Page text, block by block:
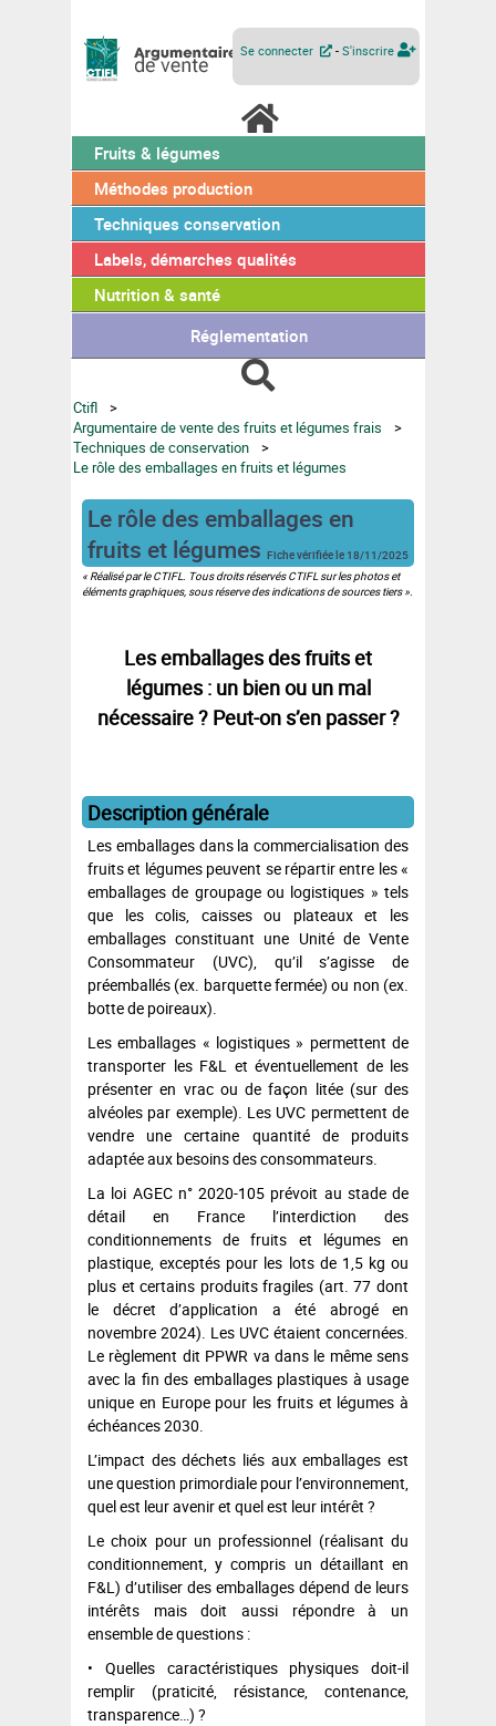
Se connecter - S'inscrire
Fruits & légumes
Méthodes production
Techniques conservation
Labels, démarches qualités
Nutrition & santé
Réglementation
Ctifl
Argumentaire de vente des fruits et légumes frais
Techniques de conservation
Le rôle des emballages en fruits et légumes
Le rôle des emballages en
fruits et légumes Fiche vérifiée le 18/11/2025
« Réalisé par le CTIFL. Tous droits réservés CTIFL sur les photos et
éléments graphiques, sous réserve des indications de sources tiers ».
Les emballages des fruits et
légumes : un bien ou un mal
nécessaire ? Peut-on s’en passer ?
Description générale
Les emballages dans la commercialisation des
fruits et légumes peuvent se répartir entre les «
emballages de groupage ou logistiques » tels
que les colis, caisses ou plateaux et les
emballages constituant une Unité de Vente
Consommateur (UVC), qu’il s’agisse de
préemballés (ex. barquette fermée) ou non (ex.
botte de poireaux).
Les emballages « logistiques » permettent de
transporter les F&L et éventuellement de les
présenter en vrac ou de façon litée (sur des
alvéoles par exemple). Les UVC permettent de
vendre une certaine quantité de produits
adaptée aux besoins des consommateurs.
La loi AGEC n° 2020-105 prévoit au stade de
détail en France l’interdiction des
conditionnements de fruits et légumes en
plastique, exceptés pour les lots de 1,5 kg ou
plus et certains produits fragiles (art. 77 dont
le décret d’application a été abrogé en
novembre 2024). Les UVC étaient concernées.
Le règlement dit PPWR va dans le même sens
avec la fin des emballages plastiques à usage
unique en Europe pour les fruits et légumes à
échéances 2030.
L’impact des déchets liés aux emballages est
une question primordiale pour l’environnement,
quel est leur avenir et quel est leur intérêt ?
Le choix pour un professionnel (réalisant du
conditionnement, y compris un détaillant en
F&L) d’utiliser des emballages dépend de leurs
intérêts mais doit aussi répondre à un
ensemble de questions :
• Quelles caractéristiques physiques doit-il
remplir (praticité, résistance, contenance,
transparence…) ?